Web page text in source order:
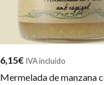
6,15€ IVA incluido
Mermelada de manzana